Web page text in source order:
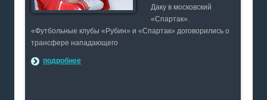
Даку в московский
«Спартак».
«Футбольные клубы «Рубин» и «Спартак» договорились о
трансфере нападающего
подробнее